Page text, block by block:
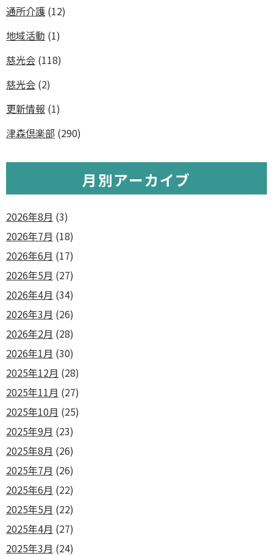
通所介護 (12)
地域活動 (1)
慈光会 (118)
慈光会 (2)
更新情報 (1)
津森倶楽部 (290)
月別アーカイブ
2026年8月 (3)
2026年7月 (18)
2026年6月 (17)
2026年5月 (27)
2026年4月 (34)
2026年3月 (26)
2026年2月 (28)
2026年1月 (30)
2025年12月 (28)
2025年11月 (27)
2025年10月 (25)
2025年9月 (23)
2025年8月 (26)
2025年7月 (26)
2025年6月 (22)
2025年5月 (22)
2025年4月 (27)
2025年3月 (24)